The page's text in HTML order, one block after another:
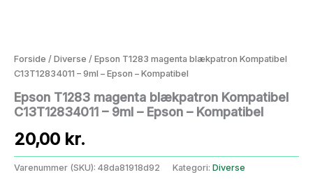
Forside / Diverse / Epson T1283 magenta blækpatron Kompatibel
C13T12834011 – 9ml – Epson – Kompatibel
Epson T1283 magenta blækpatron Kompatibel
C13T12834011 – 9ml – Epson – Kompatibel
20,00 kr.
Varenummer (SKU): 48da81918d92 Kategori: Diverse